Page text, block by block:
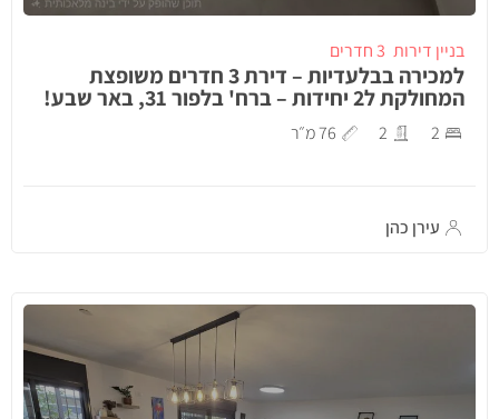
בניין דירות 3 חדרים
למכירה בבלעדיות – דירת 3 חדרים משופצת
המחולקת ל2 יחידות – ברח' בלפור 31, באר שבע!
2
2 76 מ״ר
עירן כהן